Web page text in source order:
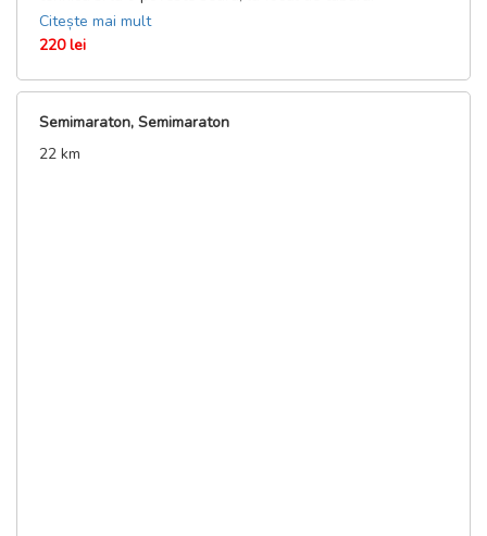
@ Cabana Capra 06:30 @ Cabana Capra 8h (maxim ora 14:30)
50KM
ultramaraton Sambata / 17:00-22:00
@ Cabana Capra 06:30 @ Cabana Capra 9h (maxim ora 15:30)
DETALII CURSA
Distanta: 9km
Timp limita: 2h
PROGRAM ZECETON
Citește mai mult
220 lei
Semimaraton, Semimaraton
22 km